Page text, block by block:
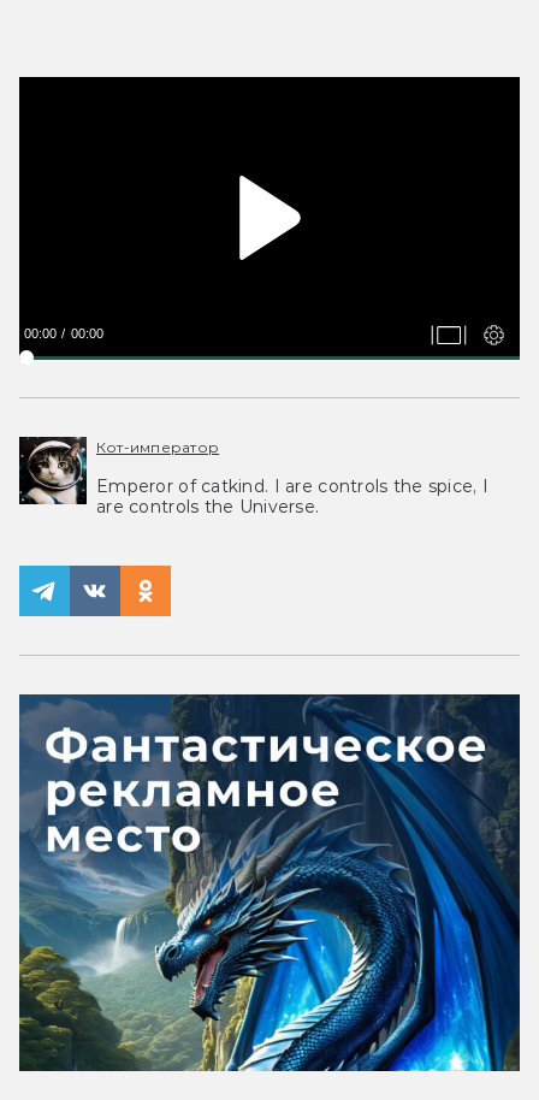
00:00 00:00
Кот-император
Emperor of catkind. I are controls the spice, I
are controls the Universe.